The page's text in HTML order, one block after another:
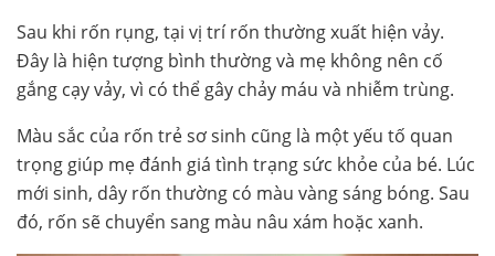
Sau khi rốn rụng, tại vị trí rốn thường xuất hiện vảy.
Đây là hiện tượng bình thường và mẹ không nên cố
gắng cạy vảy, vì có thể gây chảy máu và nhiễm trùng.
Màu sắc của rốn trẻ sơ sinh cũng là một yếu tố quan
trọng giúp mẹ đánh giá tình trạng sức khỏe của bé. Lúc
mới sinh, dây rốn thường có màu vàng sáng bóng. Sau
đó, rốn sẽ chuyển sang màu nâu xám hoặc xanh.